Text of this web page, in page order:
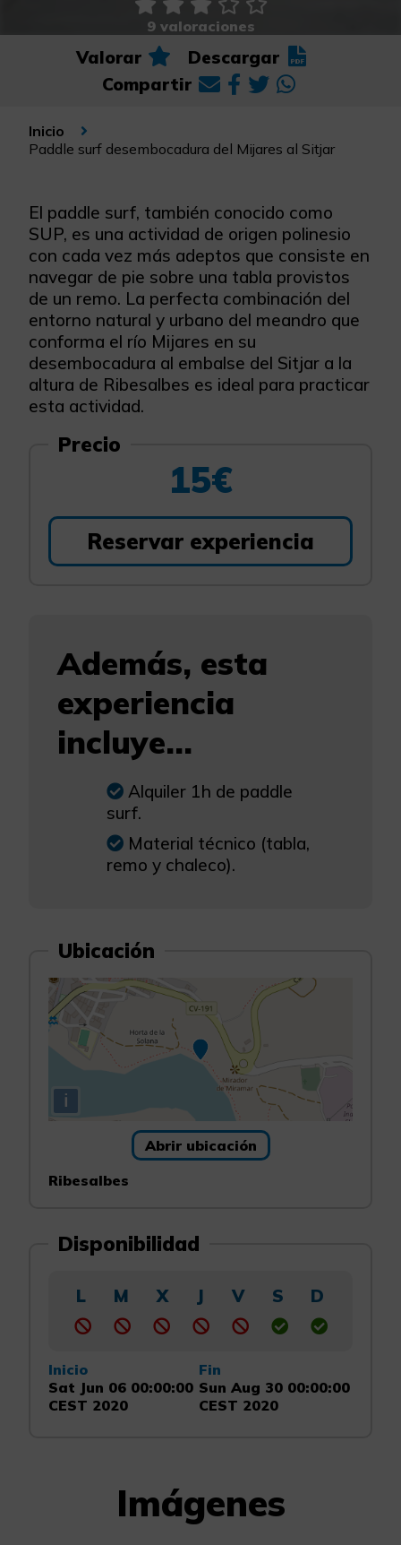
9 valoraciones
Valorar
Descargar
Compartir
Inicio
Paddle surf desembocadura del Mijares al Sitjar
El paddle surf, también conocido como
SUP, es una actividad de origen polinesio
con cada vez más adeptos que consiste en
navegar de pie sobre una tabla provistos
de un remo. La perfecta combinación del
entorno natural y urbano del meandro que
conforma el río Mijares en su
desembocadura al embalse del Sitjar a la
altura de Ribesalbes es ideal para practicar
esta actividad.
Precio
15€
Reservar experiencia
Además, esta
experiencia
incluye...
Alquiler 1h de paddle
surf.
Material técnico (tabla,
remo y chaleco).
Ubicación
i
Abrir ubicación
Ribesalbes
Disponibilidad
L M X J V S D
Inicio
Sat Jun 06 00:00:00
CEST 2020
Fin
Sun Aug 30 00:00:00
CEST 2020
Imágenes